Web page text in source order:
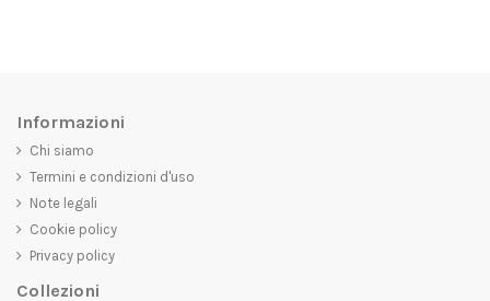
Informazioni
Chi siamo
Termini e condizioni d'uso
Note legali
Cookie policy
Privacy policy
Collezioni